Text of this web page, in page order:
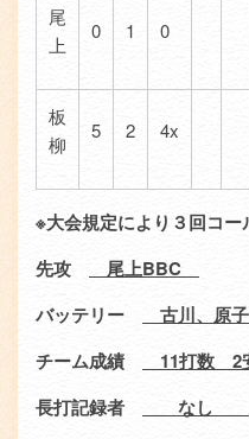
尾
上
0 1 0
板
柳
5 2 4x
※大会規定により３回コー
先攻
尾上BBC
バッテリー
古川、
チーム成績
11打数 2
長打記録者
なし